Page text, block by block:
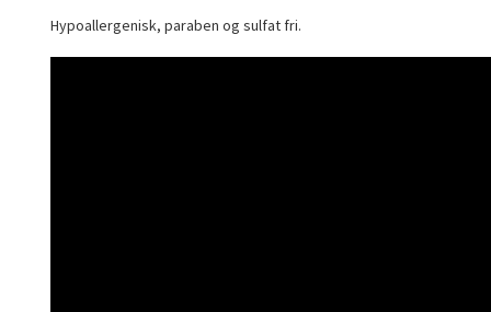
Hypoallergenisk, paraben og sulfat fri.